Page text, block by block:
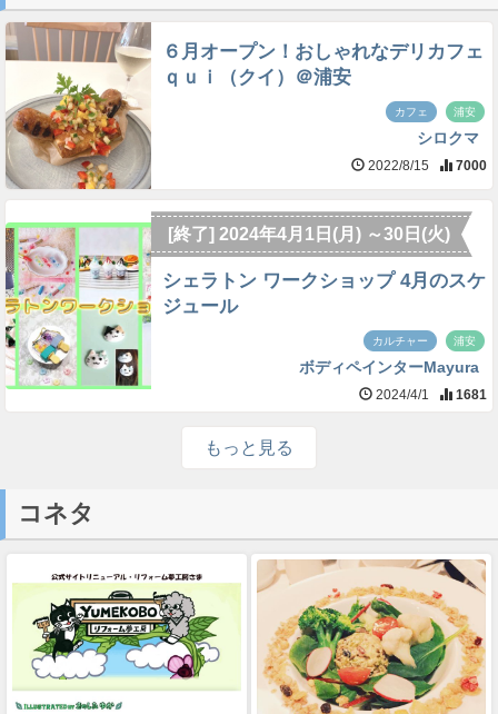
６月オープン！おしゃれなデリカフェ
ｑｕｉ（クイ）＠浦安
カフェ 浦安
シロクマ
2022/8/15 7000
[終了] 2024年4月1日(月) ～30日(火)
シェラトン ワークショップ 4月のスケ
ジュール
カルチャー 浦安
ボディペインターMayura
2024/4/1 1681
もっと見る
コネタ